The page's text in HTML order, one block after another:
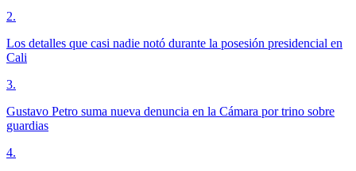
2.
Los detalles que casi nadie notó durante la posesión presidencial en
Cali
3.
Gustavo Petro suma nueva denuncia en la Cámara por trino sobre
guardias
4.